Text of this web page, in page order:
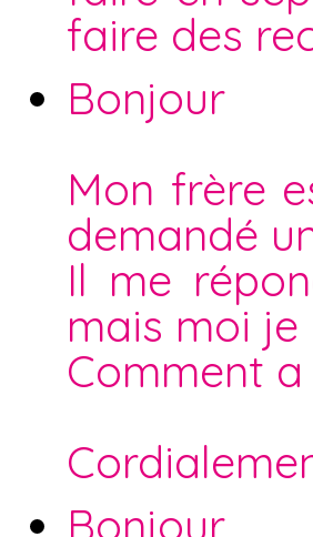
faire des
Bonjour
Mon frère
demandé
Il me
mais moi
Comment
Bonjour,